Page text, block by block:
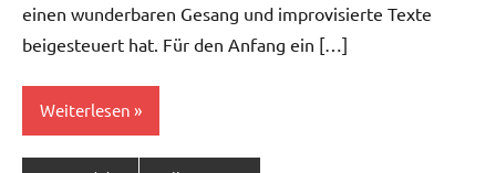
einen wunderbaren Gesang und improvisierte Texte
beigesteuert hat. Für den Anfang ein […]
Weiterlesen